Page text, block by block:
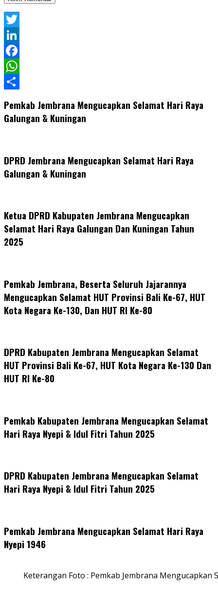
Twitter
LinkedIn
Facebook
WhatsApp
Pemkab Jembrana Mengucapkan Selamat Hari Raya
Galungan & Kuningan
DPRD Jembrana Mengucapkan Selamat Hari Raya
Galungan & Kuningan
Ketua DPRD Kabupaten Jembrana Mengucapkan
Selamat Hari Raya Galungan Dan Kuningan Tahun
2025
Pemkab Jembrana, Beserta Seluruh Jajarannya
Mengucapkan Selamat HUT Provinsi Bali Ke-67, HUT
Kota Negara Ke-130, Dan HUT RI Ke-80
DPRD Kabupaten Jembrana Mengucapkan Selamat
HUT Provinsi Bali Ke-67, HUT Kota Negara Ke-130 Dan
HUT RI Ke-80
Pemkab Kabupaten Jembrana Mengucapkan Selamat
Hari Raya Nyepi & Idul Fitri Tahun 2025
DPRD Kabupaten Jembrana Mengucapkan Selamat
Hari Raya Nyepi & Idul Fitri Tahun 2025
Pemkab Jembrana Mengucapkan Selamat Hari Raya
Nyepi 1946
Keterangan Foto : Pemkab Jembrana Mengucapkan